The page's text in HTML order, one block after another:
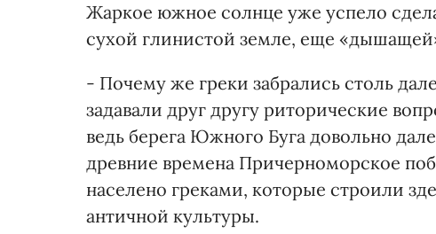
Жаркое южное солнце уже успело
сухой глинистой земле, еще
- Почему же греки забрались столь
задавали друг другу риторические
ведь берега Южного Буга довольно
древние времена Причерноморское
населено греками, которые строили
античной культуры.